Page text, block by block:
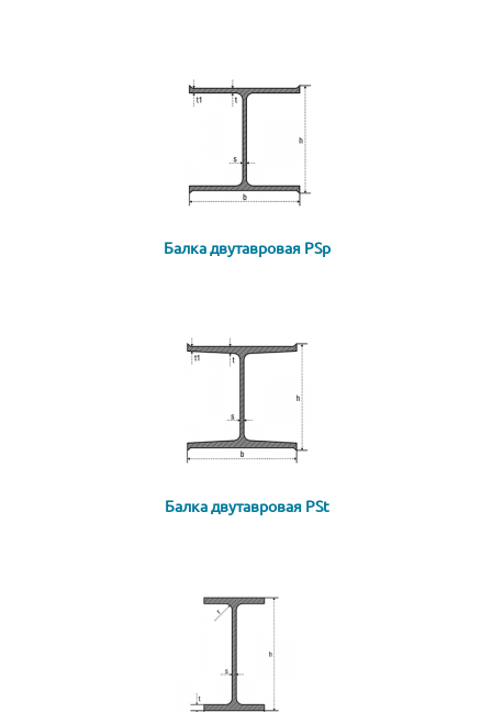
Балка двутавровая PSp
Балка двутавровая PSt